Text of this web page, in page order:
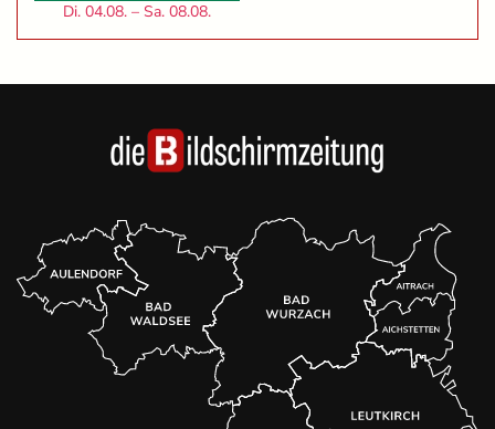
Di. 04.08. – Sa. 08.08.